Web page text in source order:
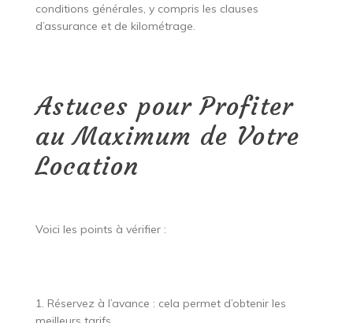
conditions générales, y compris les clauses
d’assurance et de kilométrage.
Astuces pour Profiter
au Maximum de Votre
Location
Voici les points à vérifier :
1. Réservez à l’avance : cela permet d’obtenir les